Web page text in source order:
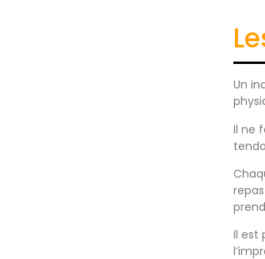
Un
Il ne
Il est